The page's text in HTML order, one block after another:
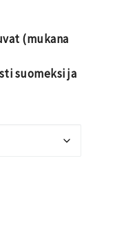
(mukana
suomeksi ja